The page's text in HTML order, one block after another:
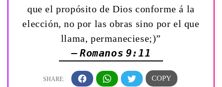
que el propósito de Dios conforme á la
elección, no por las obras sino por el que
llama, permaneciese;)”
— Romanos 9:11